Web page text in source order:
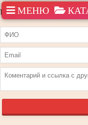
Нашли дешевле?
МЕНЮ